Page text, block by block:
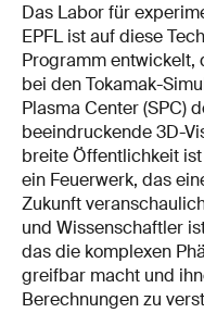
Das Labor für
EPFL ist auf diese
Programm entwickelt,
bei den Tokamak-
Plasma Center (SPC)
beeindruckende 3D-
breite Öffentlichkeit
ein Feuerwerk, das
Zukunft
und Wissenschaftler
das die komplexen
greifbar macht und
Berechnungen zu